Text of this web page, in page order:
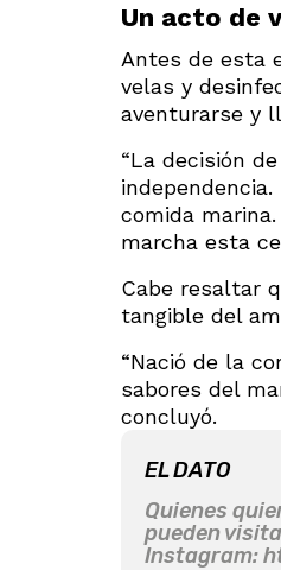
Un acto de
Antes de esta
velas y
aventurarse y
“La decisión
comida
marcha esta
Cabe resaltar
tangible del
“Nació de la
sabores del
concluyó.
EL DATO
Quienes
pueden
Instagram: